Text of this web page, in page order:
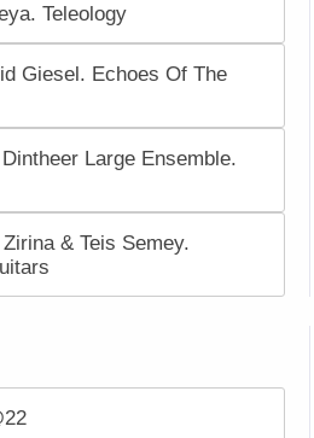
Teleology
Giesel. Echoes Of The
Large Ensemble.
& Teis Semey.